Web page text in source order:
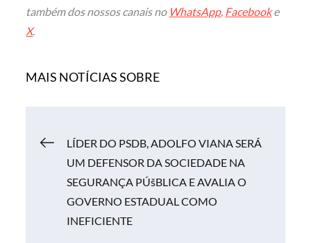
também dos nossos canais no WhatsApp, Facebooke
X.
MAIS NOTÍCIAS SOBRE
Navegação
de
Post
LÍDER DO PSDB, ADOLFO VIANA SERÁ
UM DEFENSOR DA SOCIEDADE NA
SEGURANÇA PÚšBLICA E AVALIA O
GOVERNO ESTADUAL COMO
INEFICIENTE